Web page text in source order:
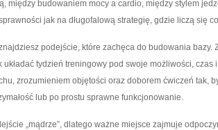
między budowaniem mocy a cardio, między stylem
jak na długofalową strategię, gdzie liczą się
podejście, które zachęca do budowania bazy.
układać tydzień treningowy pod swoje możliwości,
zrozumieniem objętości oraz doborem ćwiczeń tak,
lub po prostu sprawne funkcjonowanie.
„mądrze”, dlatego ważne miejsce zajmuje